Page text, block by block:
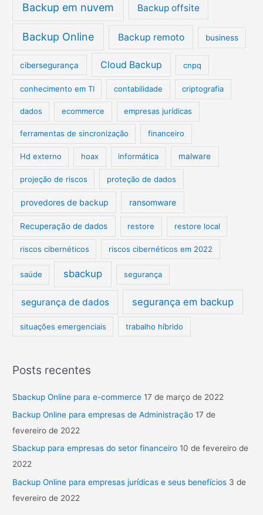
Backup em nuvem Backup offsite
Backup Online Backup remoto business
cibersegurança Cloud Backup cnpq
conhecimento em TI contabilidade criptografia
dados ecommerce empresas jurídicas
ferramentas de sincronização financeiro
Hd externo hoax informática malware
projeção de riscos proteção de dados
provedores de backup ransomware
Recuperação de dados restore restore local
riscos cibernéticos riscos cibernéticos em 2022
saúde sbackup segurança
segurança de dados segurança em backup
situações emergenciais trabalho híbrido
Posts recentes
Sbackup Online para e-commerce 17 de março de 2022
Backup Online para empresas de Administração 17 de
fevereiro de 2022
Sbackup para empresas do setor financeiro 10 de fevereiro de
2022
Backup Online para empresas jurídicas e seus benefícios 3 de
fevereiro de 2022